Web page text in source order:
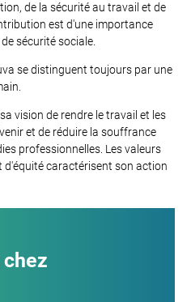
de la sécurité au travail et de
est d'une importance
sécurité sociale.
se distinguent toujours par une
vision de rendre le travail et les
et de réduire la souffrance
professionnelles. Les valeurs
d'équité caractérisent son action